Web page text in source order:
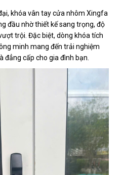
khóa vân tay cửa nhôm Xingfa
đầu nhờ thiết kế sang trọng, độ
trội. Đặc biệt, dòng khóa tích
minh mang đến trải nghiệm
đẳng cấp cho gia đình bạn.